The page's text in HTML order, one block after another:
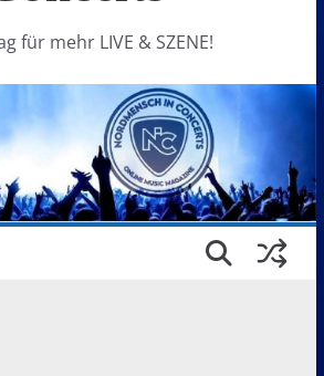
für mehr LIVE & SZENE!